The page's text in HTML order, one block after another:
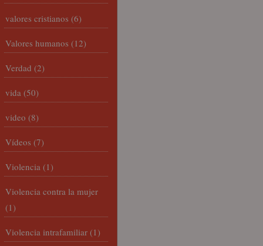
valores cristianos (6)
Valores humanos (12)
Verdad (2)
vida (50)
video (8)
Vídeos (7)
Violencia (1)
Violencia contra la mujer
(1)
Violencia intrafamiliar (1)